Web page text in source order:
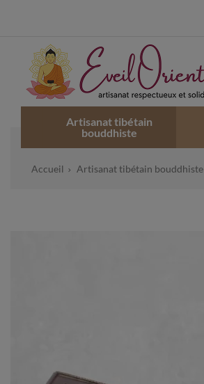
Artisanat tibétain
bouddhiste
Accueil Artisanat tibétain bouddhiste